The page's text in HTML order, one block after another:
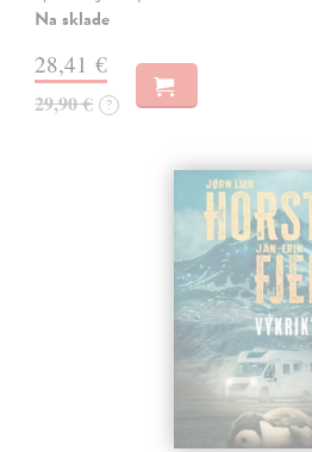
Na sklade
28,41 €
29,90 € ?